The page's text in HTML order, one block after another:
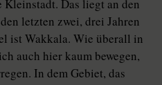
Das liegt an den
letzten zwei, drei Jahren
ist Wakkala. Wie überall in
auch hier kaum bewegen,
In dem Gebiet, das